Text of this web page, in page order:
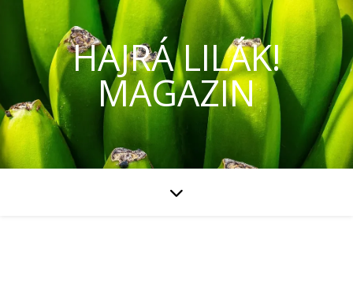
HAJRÁ LILÁK!
MAGAZIN